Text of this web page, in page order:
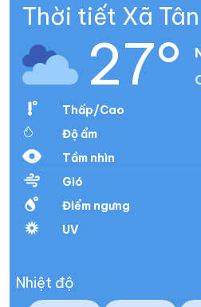
Thời tiết Xã
27°
Thấp/Cao
Độ ẩm
Tầm nhìn
Gió
Điểm ngưng
UV
Nhiệt độ